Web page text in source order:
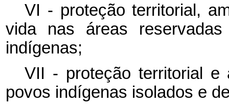
VI - proteção territorial,
vida nas áreas
indígenas;
VII - proteção territorial e
povos indígenas isolados e